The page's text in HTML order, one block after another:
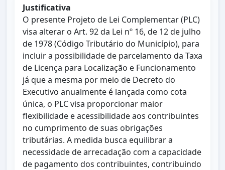
Justificativa
O presente Projeto de Lei Complementar (PLC)
visa alterar o Art. 92 da Lei nº 16, de 12 de julho
de 1978 (Código Tributário do Município), para
incluir a possibilidade de parcelamento da Taxa
de Licença para Localização e Funcionamento
já que a mesma por meio de Decreto do
Executivo anualmente é lançada como cota
única, o PLC visa proporcionar maior
flexibilidade e acessibilidade aos contribuintes
no cumprimento de suas obrigações
tributárias. A medida busca equilibrar a
necessidade de arrecadação com a capacidade
de pagamento dos contribuintes, contribuindo